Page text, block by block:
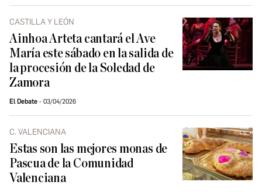
CASTILLA Y LEÓN
Ainhoa Arteta cantará el Ave
María este sábado en la salida de
la procesión de la Soledad de
Zamora
El Debate 03/04/2026
C. VALENCIANA
Estas son las mejores monas de
Pascua de la Comunidad
Valenciana